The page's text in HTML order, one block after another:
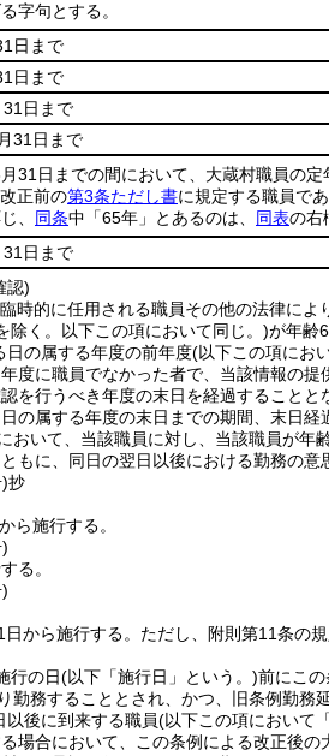
字句とする。
日まで
日まで
日まで
31日まで
31日までの間において、大蔵村職員の
正前の第3条ただし書に規定する職員であ
、 同条中「65年」とあるのは、 同表の右
日まで
認)
時的に任用される職員その他の法律に
除く。以下この項において同じ。)が年齢
日の属する年度の前年度(以下この項にお
度に職員でなかった者で、当該情報の
を行うべき年度の末日を経過することと
の属する年度の末日までの期間、末日
おいて、当該職員に対し、当該職員が年
もに、同日の翌日以後における勤務の意
抄
ら施行する。
る。
から施行する。 ただし、附則第11条の
行の日(以下「施行日」という。)前にこ
勤務することとされ、かつ、旧条例勤務
以後に到来する職員(以下この項において
場合において、この条例による改正後の